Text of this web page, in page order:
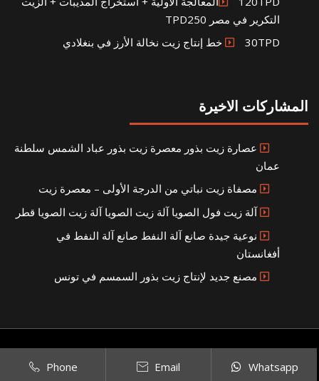
التكرير في مصر TPD250
30TPD خط إنتاج زيت نخالة الأرز في بنغلادي
المشاركات الاخيرة
عصارة زيت بذور معصرة زيت بذور عباد الشمس سلطنة
عمان
مصفاة زيت نباتي من الدرجة الأولى – معصرة زيت
آلة زيت فول الصويا آلة زيت الصويا آلة زيت الصويا قطر
نوعية جيدة صانع آلة النفط صانع آلة النفط في
أفغانستان
مصنع جديد لإنتاج زيت بذور السمسم في تونس
Phone Email Whatsapp